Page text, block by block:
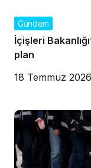
Gündem
İçişleri
plan
18 Temmuz